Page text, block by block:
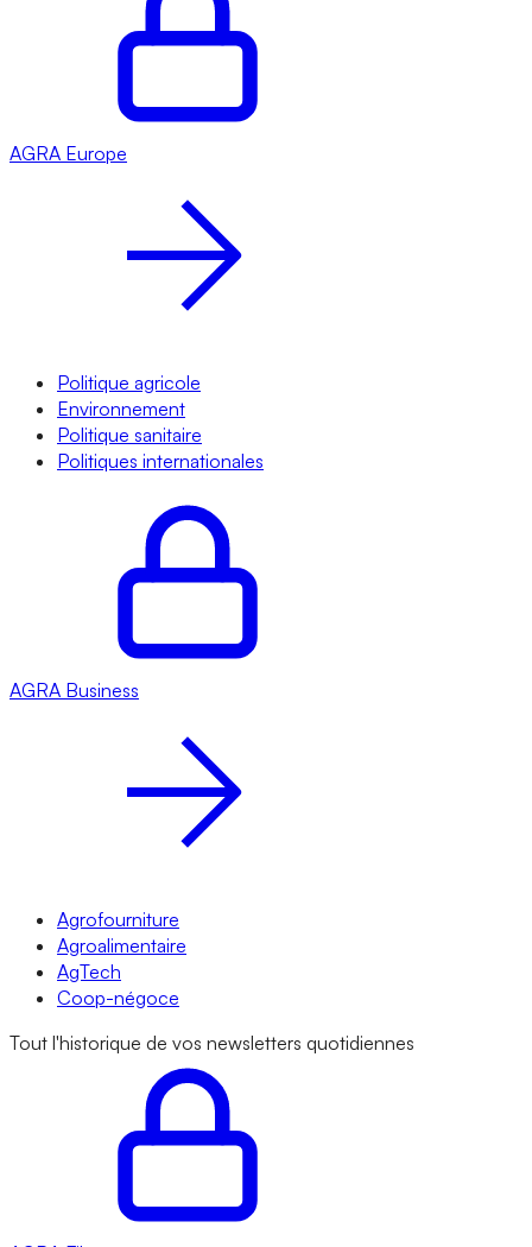
AGRA Europe
Politique agricole
Environnement
Politique sanitaire
Politiques internationales
AGRA Business
Agrofourniture
Agroalimentaire
AgTech
Coop-négoce
Tout l'historique de vos newsletters quotidiennes